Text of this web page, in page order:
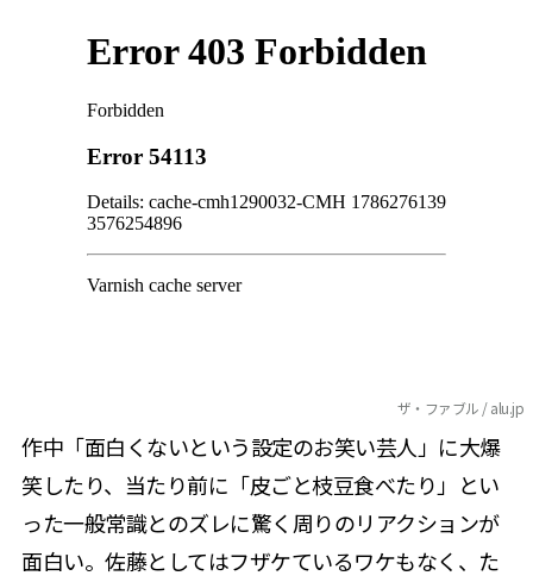
ザ・ファブル / alu.jp
作中「面白くないという設定のお笑い芸人」に大爆
笑したり、当たり前に「皮ごと枝豆食べたり」とい
った一般常識とのズレに驚く周りのリアクションが
面白い。佐藤としてはフザケているワケもなく、た